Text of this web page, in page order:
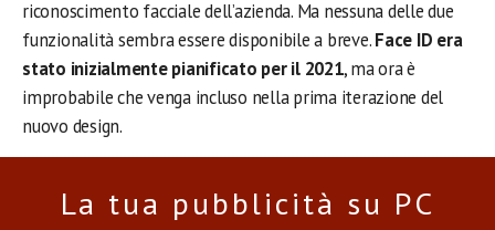
riconoscimento facciale dell’azienda. Ma nessuna delle due
funzionalità sembra essere disponibile a breve.Face ID era
stato inizialmente pianificato per il 2021, ma ora è
improbabile che venga incluso nella prima iterazione del
nuovo design.
La tua pubblicità su PC